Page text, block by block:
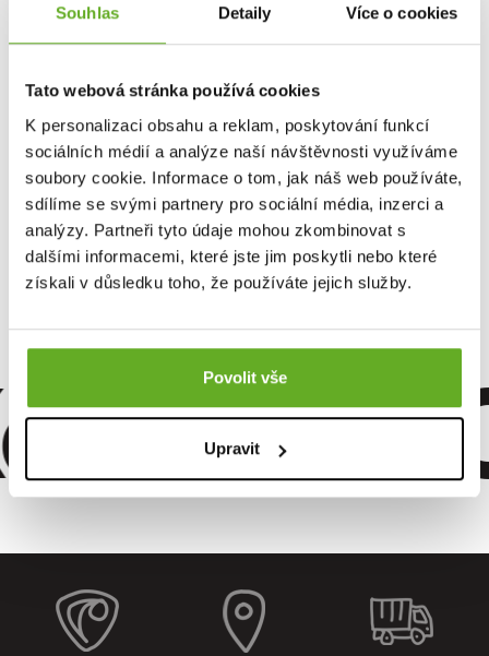
Souhlas Detaily Více o cookies
Tato webová stránka používá cookies
K personalizaci obsahu a reklam, poskytování funkcí
sociálních médií a analýze naší návštěvnosti využíváme
soubory cookie. Informace o tom, jak náš web používáte,
sdílíme se svými partnery pro sociální média, inzerci a
analýzy. Partneři tyto údaje mohou zkombinovat s
dalšími informacemi, které jste jim poskytli nebo které
získali v důsledku toho, že používáte jejich služby.
Povolit vše
Upravit
die Masse passen!
REPRE4SC yourself!
Dieses Produkt wurde noch nicht bewertet.
Um eine Bewertung hinzuzufügen, müssen Sie sich einloggen.
Bewerten Sie das Produkt